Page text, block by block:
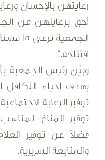
رعايتهن بالإحسان
أحق برعايتهن من
افتتاحه."
وبيّن رئيس الجمعية
بهدف إحياء التكافل
توفير الرعاية
توفير المناخ
فضلاً عن توفير
والمتابعة السريرية.